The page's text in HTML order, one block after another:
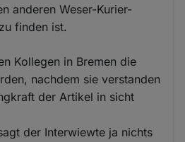
anderen Weser-Kurier-
finden ist.
Kollegen in Bremen die
nachdem sie verstanden
der Artikel in sicht
der Interwiewte ja nichts